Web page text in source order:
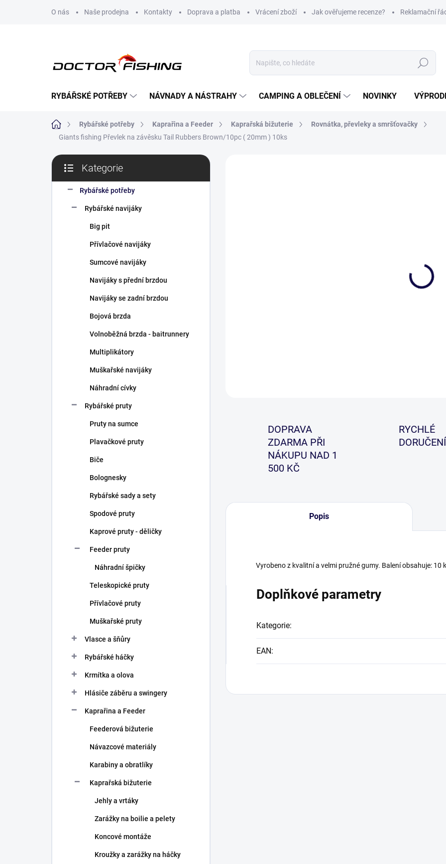
O nás Naše prodejna Kontakty Doprava a platba Vrácení zboží Jak ověřujeme recenze? Reklamační
Hledat
RYBÁŘSKÉ POTŘEBY NÁVNADY A NÁSTRAHY CAMPING A OBLEČENÍ NOVINKY
Domů Rybářské potřeby Kaprařina a Feeder Kaprařská bižuterie
Rovnátka, převleky a smršťovačky
Giants fishing Převlek na závěsku Tail Rubbers Brown/10pc ( 20mm ) 10ks
P
s
kategorie
Kategorie
Rybářské potřeby
Rybářské navijáky
Big pit
Přívlačové navijáky
Sumcové navijáky
Navijáky s přední brzdou
Navijáky se zadní brzdou
Bojová brzda
Volnoběžná brzda - baitrunnery
Multiplikátory
Muškařské navijáky
Náhradní cívky
Rybářské pruty
Pruty na sumce
Plavačkové pruty
Biče
Bolognesky
Rybářské sady a sety
Spodové pruty
Kaprové pruty - děličky
Feeder pruty
Náhradní špičky
Teleskopické pruty
Přívlačové pruty
Muškařské pruty
Vlasce a šňůry
Rybářské háčky
Krmítka a olova
Hlásiče záběru a swingery
Kaprařina a Feeder
Feederová bižuterie
Návazcové materiály
Karabiny a obratlíky
Kaprařská bižuterie
Jehly a vrtáky
Zarážky na boilie a pelety
Koncové montáže
Kroužky a zarážky na háčky
DOPRAVA
ZDARMA PŘI
NÁKUPU NAD 1
500 KČ
RYCHLÉ
DORUČENÍ
Popis
Vyrobeno z kvalitní a velmi pružné gumy. Balení obsahuje: 10
Doplňkové parametry
Kategorie:
EAN: